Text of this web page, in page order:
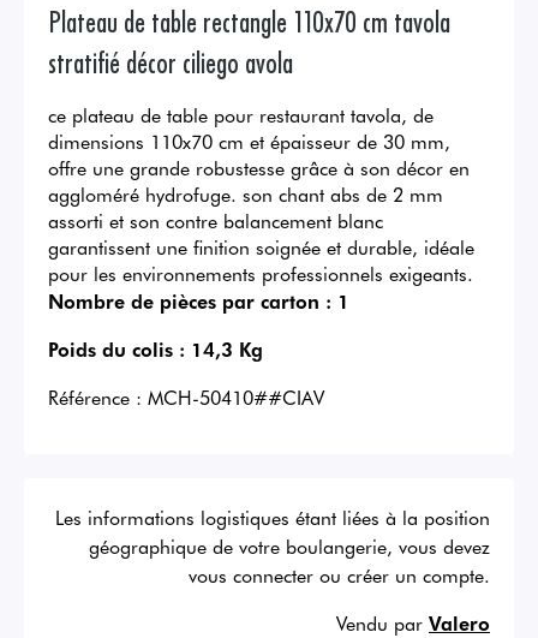
Plateau de table rectangle 110x70 cm tavola
stratifié décor ciliego avola
ce plateau de table pour restaurant tavola, de
dimensions 110x70 cm et épaisseur de 30 mm,
offre une grande robustesse grâce à son décor en
aggloméré hydrofuge. son chant abs de 2 mm
assorti et son contre balancement blanc
garantissent une finition soignée et durable, idéale
pour les environnements professionnels exigeants.
Nombre de pièces par carton : 1
Poids du colis : 14,3 Kg
Référence : MCH-50410##CIAV
Les informations logistiques étant liées à la position
géographique de votre boulangerie, vous devez
vous connecter ou créer un compte.
Vendu par Valero